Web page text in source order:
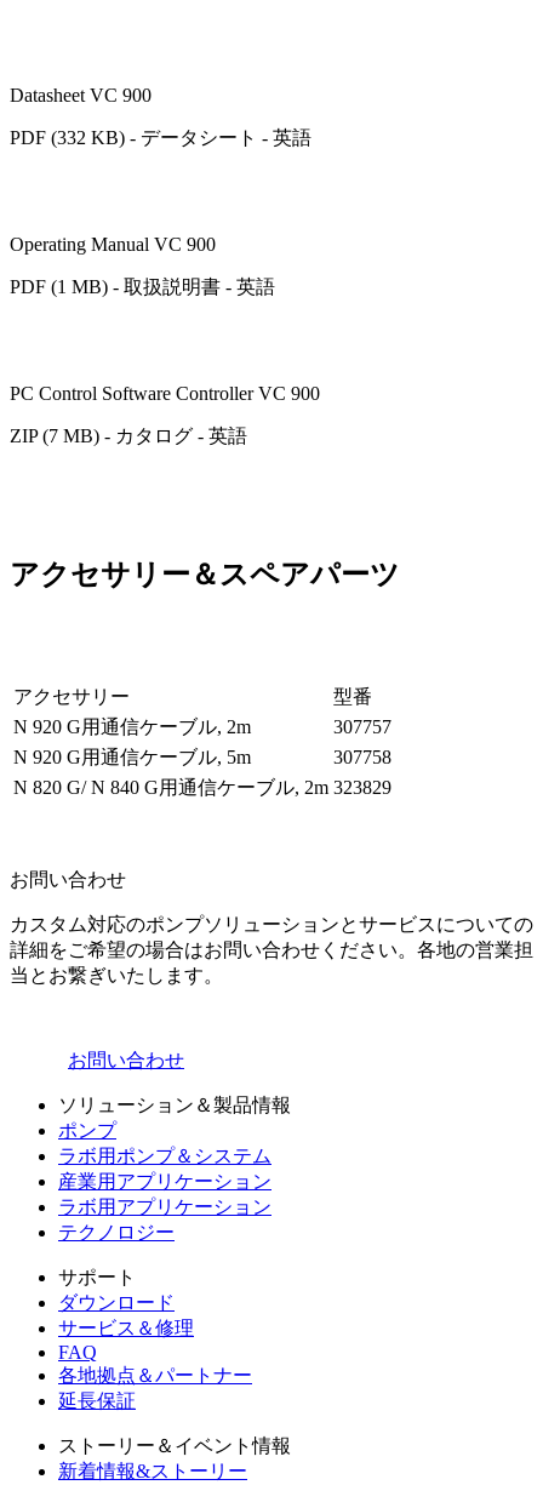
Datasheet VC 900
PDF (332 KB) - データシート - 英語
Operating Manual VC 900
PDF (1 MB) - 取扱説明書 - 英語
PC Control Software Controller VC 900
ZIP (7 MB) - カタログ - 英語
アクセサリー＆スペアパーツ
アクセサリー
型番
N 920 G用通信ケーブル, 2m
307757
N 920 G用通信ケーブル, 5m
307758
N 820 G/ N 840 G用通信ケーブル, 2m 323829
お問い合わせ
カスタム対応のポンプソリューションとサービスについての
詳細をご希望の場合はお問い合わせください。各地の営業担
当とお繋ぎいたします。
お問い合わせ
ソリューション＆製品情報
ポンプ
ラボ用ポンプ＆システム
産業用アプリケーション
ラボ用アプリケーション
テクノロジー
サポート
ダウンロード
サービス＆修理
FAQ
各地拠点＆パートナー
延長保証
ストーリー＆イベント情報
新着情報&ストーリー